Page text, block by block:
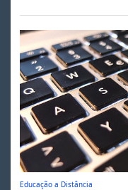
Educação a Distância